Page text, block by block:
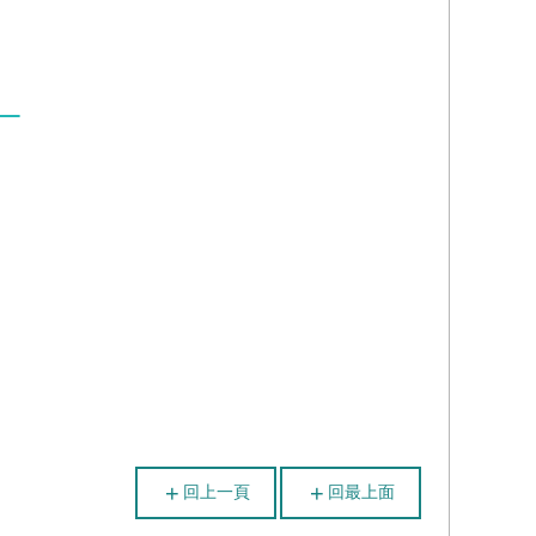
回上一頁 回最上面